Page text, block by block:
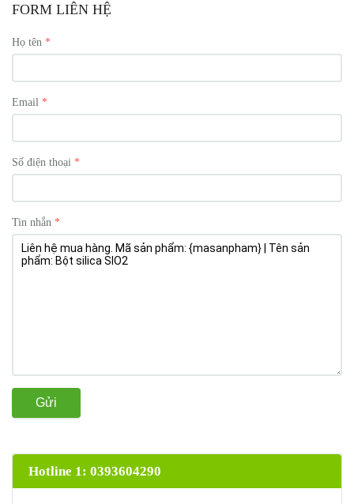
FORM LIÊN HỆ
Họ tên
Email
Số điện thoại
Tin nhắn
Gửi
Hotline 1: 0393604290